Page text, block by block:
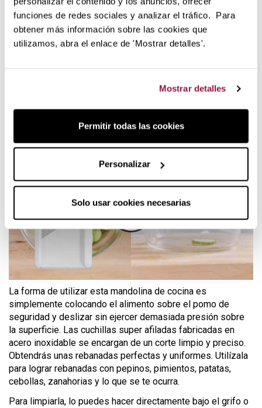
funciones de redes sociales y analizar el tráfico. Para
obtener más información sobre las cookies que
utilizamos, abra el enlace de 'Mostrar detalles'.
Mostrar detalles
Permitir todas las cookies
Personalizar
Solo usar cookies necesarias
Corta tus verduras y hortalizas de
mandolina práctica y fácil de usar que te permite cortar
un plis y de forma segura.
La forma de utilizar esta mandolina de cocina es
simplemente colocando el alimento sobre el pomo de
seguridad y deslizar sin ejercer demasiada presión sobre
la superficie. Las cuchillas super afiladas fabricadas en
acero inoxidable se encargan de un corte limpio y preciso.
Obtendrás unas rebanadas perfectas y uniformes. Utilízala
para lograr rebanadas con pepinos, pimientos, patatas,
cebollas, zanahorias y lo que se te ocurra.
Para limpiarla, lo puedes hacer directamente bajo el grifo o